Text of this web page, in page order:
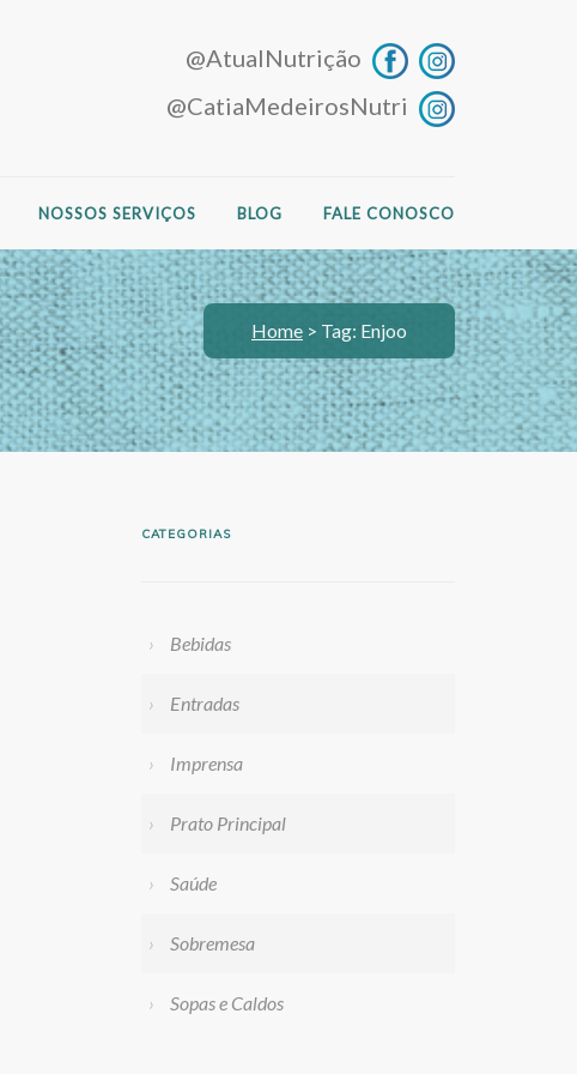
@AtualNutrição
@CatiaMedeirosNutri
NOSSOS SERVIÇOS BLOG FALE CONOSCO
Home > Tag: Enjoo
CATEGORIAS
Bebidas
Entradas
Imprensa
Prato Principal
Saúde
Sobremesa
Sopas e Caldos